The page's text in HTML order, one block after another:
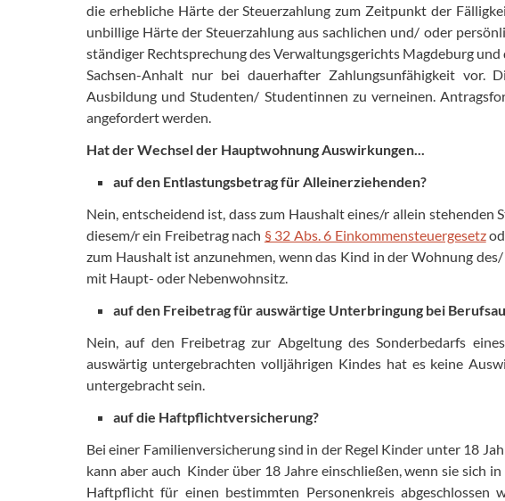
die erhebliche Härte der Steuerzahlung zum Zeitpunkt der
unbillige Härte der Steuerzahlung aus sachlichen und/ oder
ständiger Rechtsprechung des Verwaltungsgerichts Magdeburg
Sachsen-Anhalt nur bei dauerhafter Zahlungsunfähigkeit vor.
Ausbildung und Studenten/ Studentinnen zu verneinen.
angefordert werden.
Hat der Wechsel der Hauptwohnung Auswirkungen...
auf den Entlastungsbetrag für Alleinerziehenden?
Nein, entscheidend ist, dass zum Haushalt eines/r allein
diesem/r ein Freibetrag nach § 32 Abs. 6 Einkommensteuergesetz
zum Haushalt ist anzunehmen, wenn das Kind in der Wohnung
mit Haupt- oder Nebenwohnsitz.
auf den Freibetrag für auswärtige Unterbringung bei
Nein, auf den Freibetrag zur Abgeltung des Sonderbedarfs
auswärtig untergebrachten volljährigen Kindes hat es keine
untergebracht sein.
auf die Haftpflichtversicherung?
Bei einer Familienversicherung sind in der Regel Kinder unter 18
kann aber auch Kinder über 18 Jahre einschließen, wenn sie sich
Haftpflicht für einen bestimmten Personenkreis